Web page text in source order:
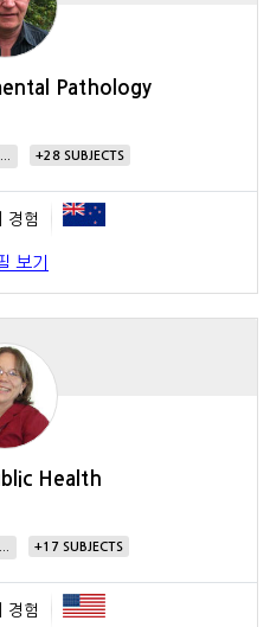
Pathology
28
경험
보기
Health
17
경험